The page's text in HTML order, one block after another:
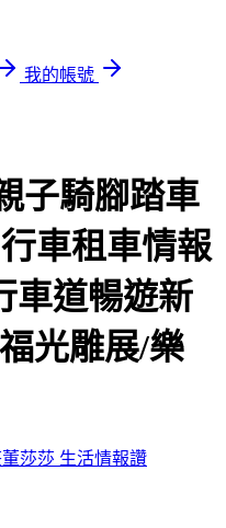
我的帳號
子騎腳踏車
車租車情報
車道暢遊新
光雕展/樂
莎莎 生活情報讚